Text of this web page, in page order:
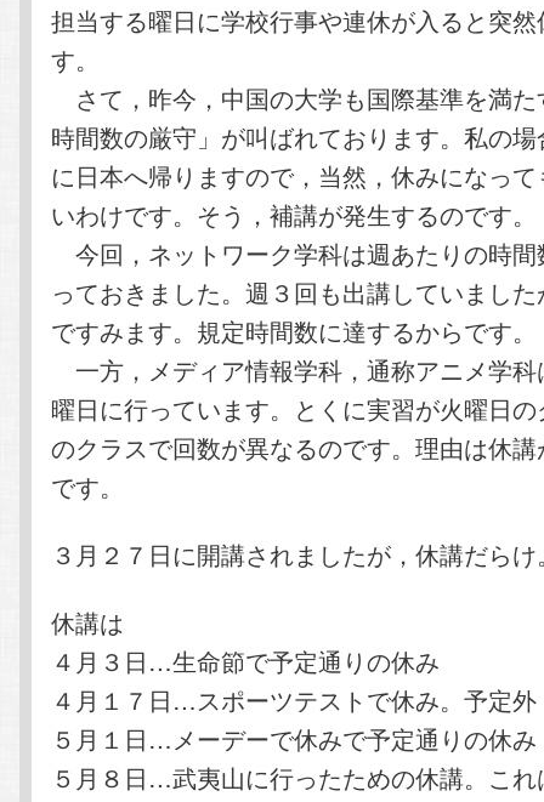
担当する曜日に学校行事や連休が入ると突
す。
さて，昨今，中国の大学も国際基準を満
時間数の厳守」が叫ばれております。私の
に日本へ帰りますので，当然，休みになっ
いわけです。そう，補講が発生するのです。
今回，ネットワーク学科は週あたりの時
っておきました。週３回も出講していまし
ですみます。規定時間数に達するからです。
一方，メディア情報学科，通称アニメ学
曜日に行っています。とくに実習が火曜日
のクラスで回数が異なるのです。理由は休
です。
３月２７日に開講されましたが，休講だらけ
休講は
４月３日…生命節で予定通りの休み
４月１７日…スポーツテストで休み。予定外
５月１日…メーデーで休みで予定通りの休み
５月８日…武夷山に行ったための休講。こ